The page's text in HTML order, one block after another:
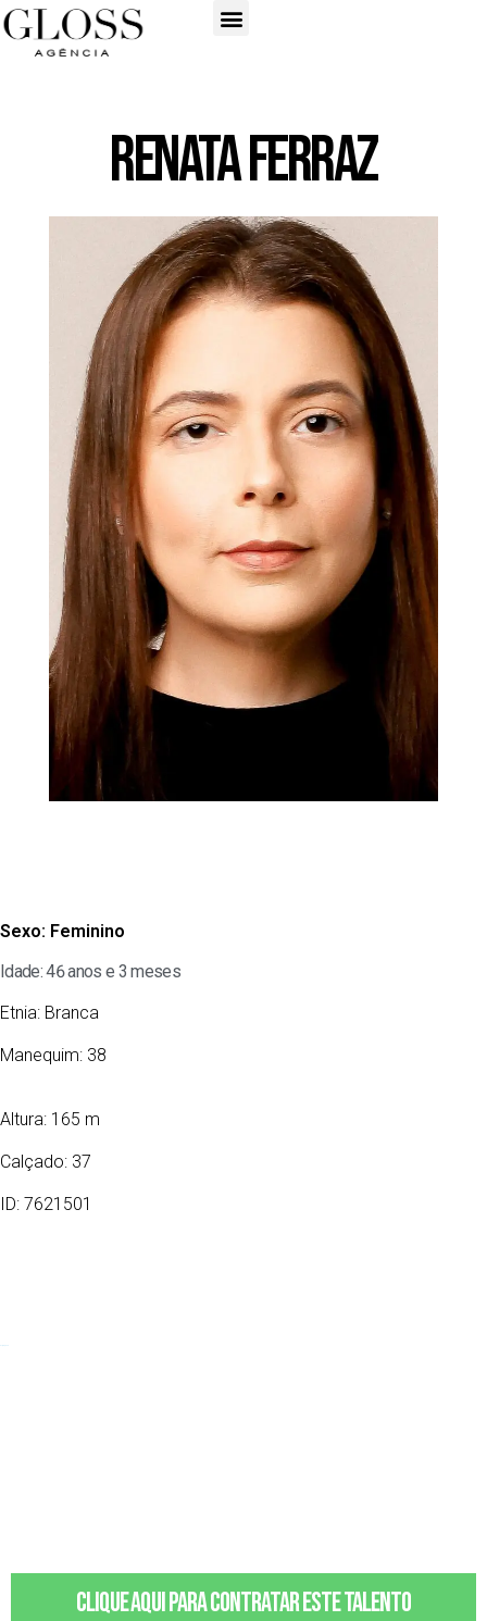
Renata Ferraz
Sexo: Feminino
Idade: 46 anos e 3 meses
Etnia: Branca
Manequim: 38
Altura: 165 m
Calçado: 37
ID: 7621501
Clique aqui para contratar este talento